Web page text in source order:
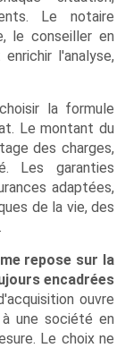
Le notaire
le conseiller en
l'analyse,
la formule
Le montant du
des charges,
Les garanties
adaptées,
de la vie, des
repose sur la
encadrées
ouvre
une société en
Le choix ne